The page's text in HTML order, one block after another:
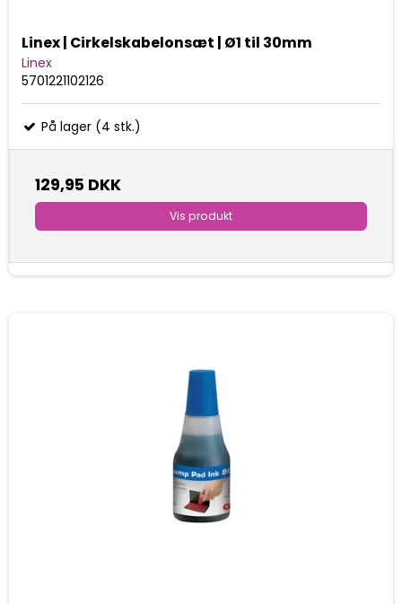
Linex | Cirkelskabelonsæt | Ø1 til 30mm
Linex
5701221102126
På lager (4 stk.)
129,95 DKK
Vis produkt